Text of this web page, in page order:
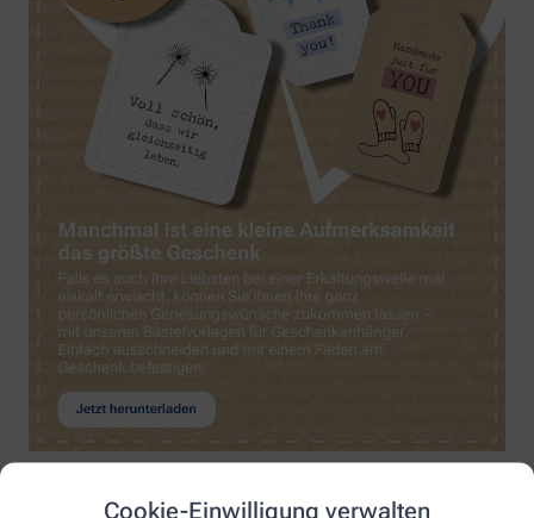
Cookie-Einwilligung verwalten